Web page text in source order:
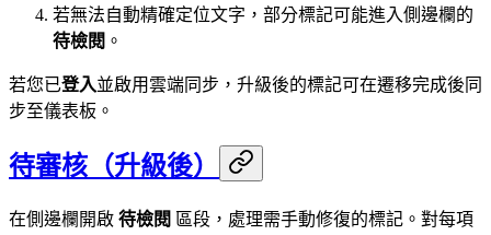
若無法自動精確定位文字，部分標記可能進入側邊欄的
待檢閱 。
若您已登入並啟用雲端同步，升級後的標記可在遷移完成後同
步至儀表板。
待審核（升級後）
在側邊欄開啟 待檢閱 區段，處理需手動修復的標記。對每項